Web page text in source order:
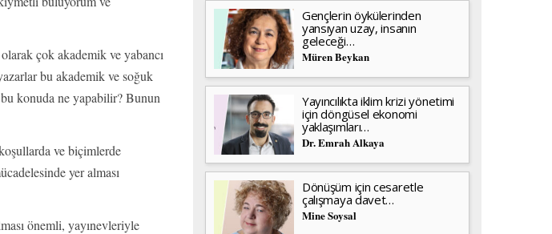
çok akademik ve yabancı
bu akademik ve soğuk
konuda ne yapabilir? Bunun
ve biçimlerde
yer alması
önemli, yayınevleriyle
Gençlerin öykülerinden
yansıyan uzay, insanın
geleceği…
Müren Beykan
Yayıncılıkta iklim krizi yönetimi
için döngüsel ekonomi
yaklaşımları…
Dr. Emrah Alkaya
Dönüşüm için cesaretle
çalışmaya davet…
Mine Soysal